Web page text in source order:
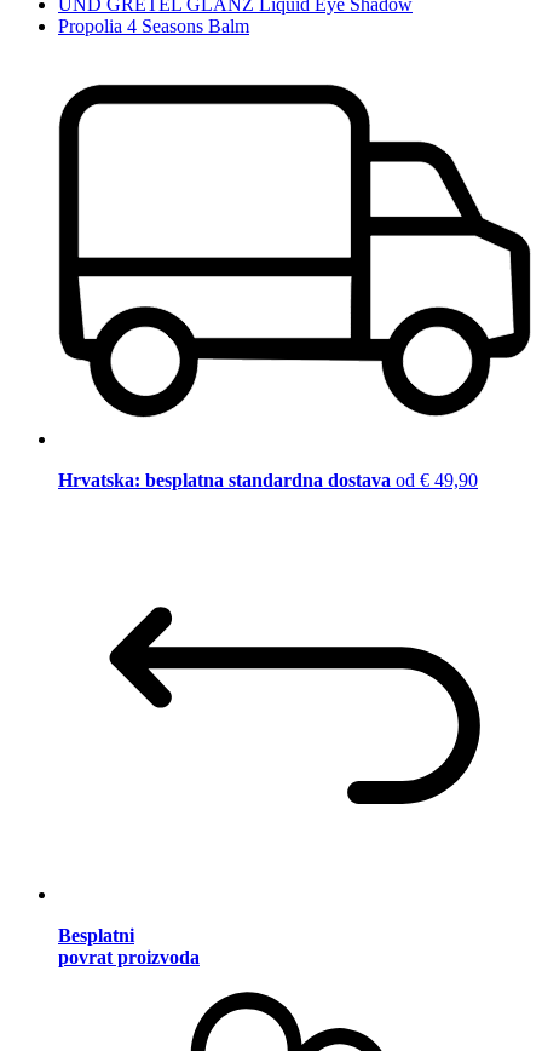
Propolia 4 Seasons Balm
Hrvatska: besplatna standardna dostava od € 49,90
Besplatni
povrat proizvoda